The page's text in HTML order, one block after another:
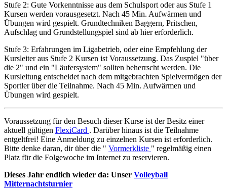
Stufe 2: Gute Vorkenntnisse aus dem Schulsport oder aus Stufe 1
Kursen werden vorausgesetzt. Nach 45 Min. Aufwärmen und
Übungen wird gespielt. Grundtechniken Baggern, Pritschen,
Aufschlag und Grundstellungspiel sind ab hier erforderlich.
Stufe 3: Erfahrungen im Ligabetrieb, oder eine Empfehlung der
Kursleiter aus Stufe 2 Kursen ist Voraussetzung. Das Zuspiel "über
die 2" und ein "Läufersystem" sollten beherrscht werden. Die
Kursleitung entscheidet nach dem mitgebrachten Spielvermögen der
Sportler über die Teilnahme. Nach 45 Min. Aufwärmen und
Übungen wird gespielt.
Voraussetzung für den Besuch dieser Kurse ist der Besitz einer
aktuell gültigen FlexiCard . Darüber hinaus ist die Teilnahme
entgeltfrei! Eine Anmeldung zu einzelnen Kursen ist erforderlich.
Bitte denke daran, dir über die " Vormerkliste " regelmäßig einen
Platz für die Folgewoche im Internet zu reservieren.
Dieses Jahr endlich wieder da: Unser Volleyball
Mitternachtsturnier